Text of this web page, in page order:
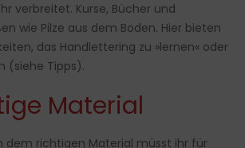
verbreitet. Kurse, Bücher und
wie Pilze aus dem Boden. Hier bieten
das Handlettering zu »lernen« oder
(siehe Tipps).
Material
dem richtigen Material müsst ihr für